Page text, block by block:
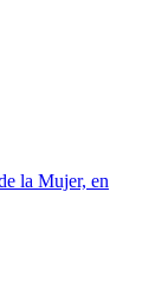
la Mujer, en